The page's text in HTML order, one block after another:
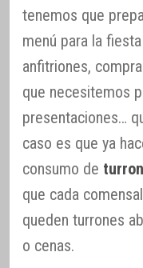
tenemos que
menú para la
anfitriones,
que necesitemos
presentaciones…
caso es que ya
consumo de
que cada
queden turrones
o cenas.